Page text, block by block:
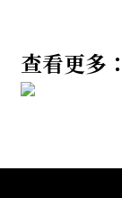
查看更多：